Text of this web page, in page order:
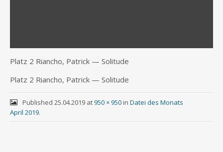
Platz 2 Riancho, Patrick — Solitude
Platz 2 Riancho, Patrick — Solitude
Published 25.04.2019at950 × 950in Datei des Monats
April 2019.